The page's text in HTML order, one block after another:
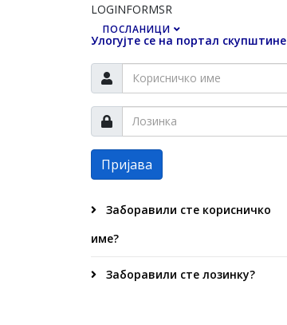
ПОСЛАНИЦИ
LOGINFORMSR
Улогујте се на портал скупштине
Пријава
Заборавили сте корисничко
име?
Заборавили сте лозинку?